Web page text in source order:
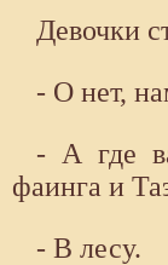
Девочки
- О нет,
- А где
фаинга и
- В лесу.